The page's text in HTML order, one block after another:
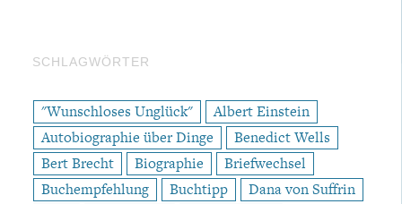
SCHLAGWÖRTER
"Wunschloses Unglück"
Albert Einstein
Autobiographie über Dinge
Benedict Wells
Bert Brecht
Biographie
Briefwechsel
Buchempfehlung
Buchtipp
Dana von Suffrin